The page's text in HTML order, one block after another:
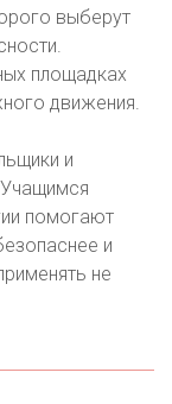
выберут
площадках
движения.
и
помогают
и
не